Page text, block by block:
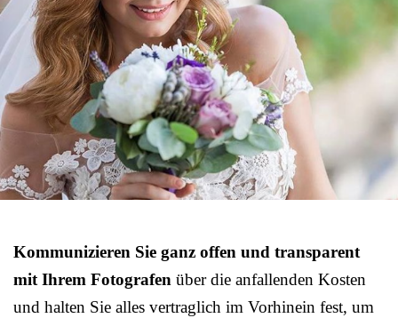
Kommunizieren Sie ganz offen und transparent
mit Ihrem Fotografen über die anfallenden Kosten
und halten Sie alles vertraglich im Vorhinein fest, um